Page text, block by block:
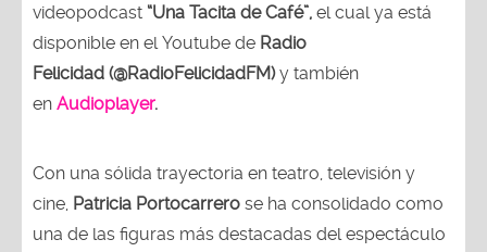
videopodcast “Una Tacita de Café”, el cual ya está
disponible en el Youtube de Radio
Felicidad (@RadioFelicidadFM)y también
en Audioplayer.
Con una sólida trayectoria en teatro, televisión y
cine, Patricia Portocarrero se ha consolidado como
una de las figuras más destacadas del espectáculo